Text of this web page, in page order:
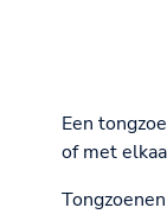
Een
of met